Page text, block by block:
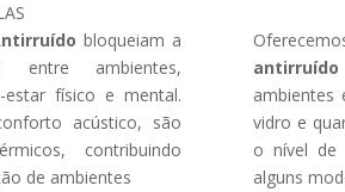
bloqueiam a
entre ambientes,
físico e mental.
acústico, são
contribuindo
de ambientes
antirruído
ambientes
vidro e
o nível de
alguns